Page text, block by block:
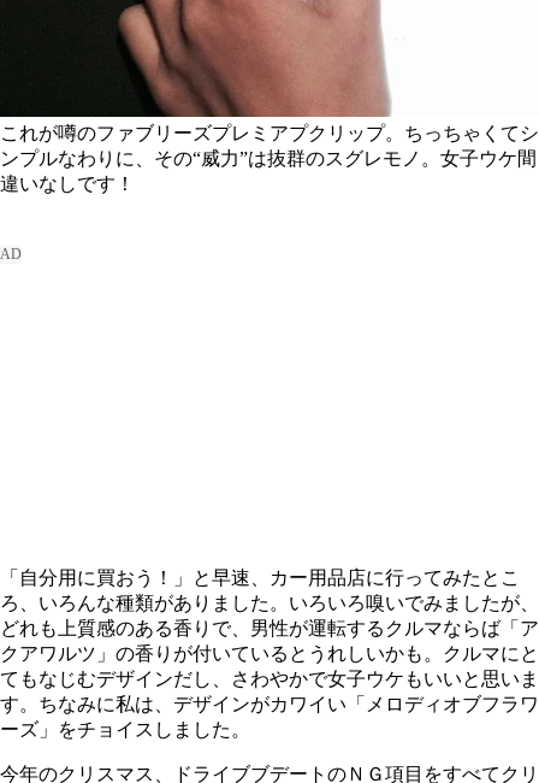
これが噂のファブリーズプレミアプクリップ。ちっちゃくてシ
ンプルなわりに、その“威力”は抜群のスグレモノ。女子ウケ間
違いなしです！
「自分用に買おう！」と早速、カー用品店に行ってみたとこ
ろ、いろんな種類がありました。いろいろ嗅いでみましたが、
どれも上質感のある香りで、男性が運転するクルマならば「ア
クアワルツ」の香りが付いているとうれしいかも。クルマにと
てもなじむデザインだし、さわやかで女子ウケもいいと思いま
す。ちなみに私は、デザインがカワイい「メロディオブフラワ
ーズ」をチョイスしました。
今年のクリスマス、ドライブブデートのＮＧ項目をすべてクリ